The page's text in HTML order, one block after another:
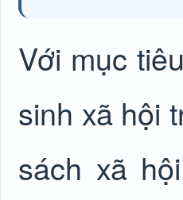
Với mục
sinh xã hội
sách xã